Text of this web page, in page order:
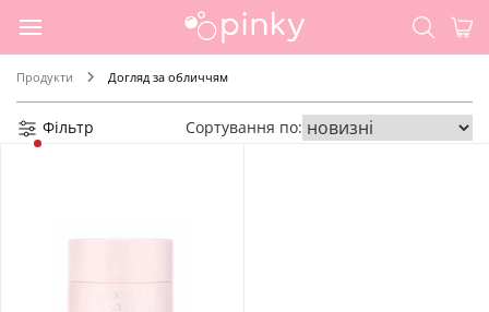
Продукти Догляд за обличчям
Фільтр Сортування по: